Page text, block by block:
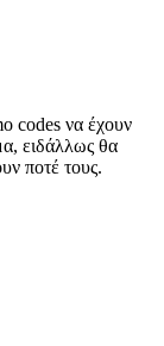
codes να έχουν
ειδάλλως θα
ποτέ τους.